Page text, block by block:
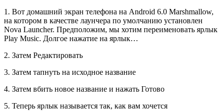
1. Вот домашний экран телефона на Android 6.0 Marshmallow,
на котором в качестве лаунчера по умолчанию установлен
Nova Launcher. Предположим, мы хотим переименовать ярлык
Play Music. Долгое нажатие на ярлык…
2. Затем Редактировать
3. Затем тапнуть на исходное название
4. Затем вбить новое название и нажать Готово
5. Теперь ярлык называется так, как вам хочется